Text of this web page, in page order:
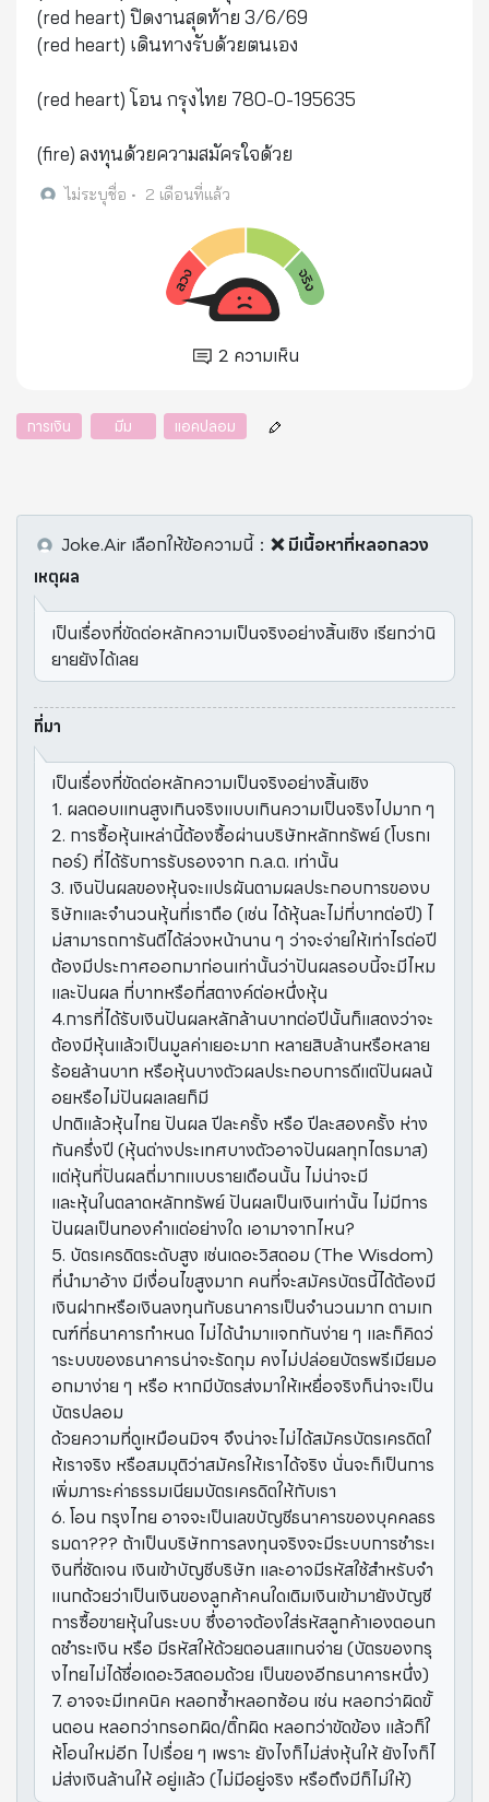
(red heart) ปิดงานสุดท้าย 3/6/69
(red heart) เดินทางรับด้วยตนเอง
(red heart) โอน กรุงไทย 780-0-195635
(fire) ลงทุนด้วยความสมัครใจด้วย
ไม่ระบุชื่อ • 2 เดือนที่แล้ว
2 ความเห็น
การเงิน มีม แอคปลอม
Joke.Air เลือกให้ข้อความนี้： ❌ มีเนื้อหาที่หลอกลวง
เหตุผล
เป็นเรื่องที่ขัดต่อหลักความเป็นจริงอย่างสิ้นเชิง เรียกว่านิ
ยายยังได้เลย
ที่มา
เป็นเรื่องที่ขัดต่อหลักความเป็นจริงอย่างสิ้นเชิง
1. ผลตอบแทนสูงเกินจริงแบบเกินความเป็นจริงไปมาก ๆ
2. การซื้อหุ้นเหล่านี้ต้องซื้อผ่านบริษัทหลักทรัพย์ (โบรกเ
กอร์) ที่ได้รับการรับรองจาก ก.ล.ต. เท่านั้น
3. เงินปันผลของหุ้นจะแปรผันตามผลประกอบการของบ
ริษัทและจำนวนหุ้นที่เราถือ (เช่น ได้หุ้นละไม่กี่บาทต่อปี) ไ
ม่สามารถการันตีได้ล่วงหน้านาน ๆ ว่าจะจ่ายให้เท่าไรต่อปี
ต้องมีประกาศออกมาก่อนเท่านั้นว่าปันผลรอบนี้จะมีไหม
และปันผล กี่บาทหรือกี่สตางค์ต่อหนึ่งหุ้น
4.การที่ได้รับเงินปันผลหลักล้านบาทต่อปีนั้นก็แสดงว่าจะ
ต้องมีหุ้นแล้วเป็นมูลค่าเยอะมาก หลายสิบล้านหรือหลาย
ร้อยล้านบาท หรือหุ้นบางตัวผลประกอบการดีแต่ปันผลน้
อยหรือไม่ปันผลเลยก็มี
ปกติแล้วหุ้นไทย ปันผล ปีละครั้ง หรือ ปีละสองครั้ง ห่าง
กันครึ่งปี (หุ้นต่างประเทศบางตัวอาจปันผลทุกไตรมาส)
แต่หุ้นที่ปันผลถี่มากแบบรายเดือนนั้น ไม่น่าจะมี
และหุ้นในตลาดหลักทรัพย์ ปันผลเป็นเงินเท่านั้น ไม่มีการ
ปันผลเป็นทองคำแต่อย่างใด เอามาจากไหน?
5. บัตรเครดิตระดับสูง เช่นเดอะวิสดอม (The Wisdom)
ที่นำมาอ้าง มีเงื่อนไขสูงมาก คนที่จะสมัครบัตรนี้ได้ต้องมี
เงินฝากหรือเงินลงทุนกับธนาคารเป็นจำนวนมาก ตามเก
ณฑ์ที่ธนาคารกำหนด ไม่ได้นำมาแจกกันง่าย ๆ และก็คิดว่
าระบบของธนาคารน่าจะรัดกุม คงไม่ปล่อยบัตรพรีเมียมอ
อกมาง่าย ๆ หรือ หากมีบัตรส่งมาให้เหยื่อจริงก็น่าจะเป็น
บัตรปลอม
ด้วยความที่ดูเหมือนมิจฯ จึงน่าจะไม่ได้สมัครบัตรเครดิตใ
ห้เราจริง หรือสมมุติว่าสมัครให้เราได้จริง นั่นจะก็เป็นการ
เพิ่มภาระค่าธรรมเนียมบัตรเครดิตให้กับเรา
6. โอน กรุงไทย อาจจะเป็นเลขบัญชีธนาคารของบุคคลธร
รมดา??? ถ้าเป็นบริษัทการลงทุนจริงจะมีระบบการชำระเ
งินที่ชัดเจน เงินเข้าบัญชีบริษัท และอาจมีรหัสใช้สำหรับจำ
แนกด้วยว่าเป็นเงินของลูกค้าคนใดเติมเงินเข้ามายังบัญชี
การซื้อขายหุ้นในระบบ ซึ่งอาจต้องใส่รหัสลูกค้าเองตอนก
ดชำระเงิน หรือ มีรหัสให้ด้วยตอนสแกนจ่าย (บัตรของกรุ
งไทยไม่ได้ชื่อเดอะวิสดอมด้วย เป็นของอีกธนาคารหนึ่ง)
7. อาจจะมีเทคนิค หลอกซ้ำหลอกซ้อน เช่น หลอกว่าผิดขั้
นตอน หลอกว่ากรอกผิด/ติ๊กผิด หลอกว่าขัดข้อง แล้วก็ใ
ห้โอนใหม่อีก ไปเรื่อย ๆ เพราะ ยังไงก็ไม่ส่งหุ้นให้ ยังไงก็ไ
ม่ส่งเงินล้านให้ อยู่แล้ว (ไม่มีอยู่จริง หรือถึงมีก็ไม่ให้)